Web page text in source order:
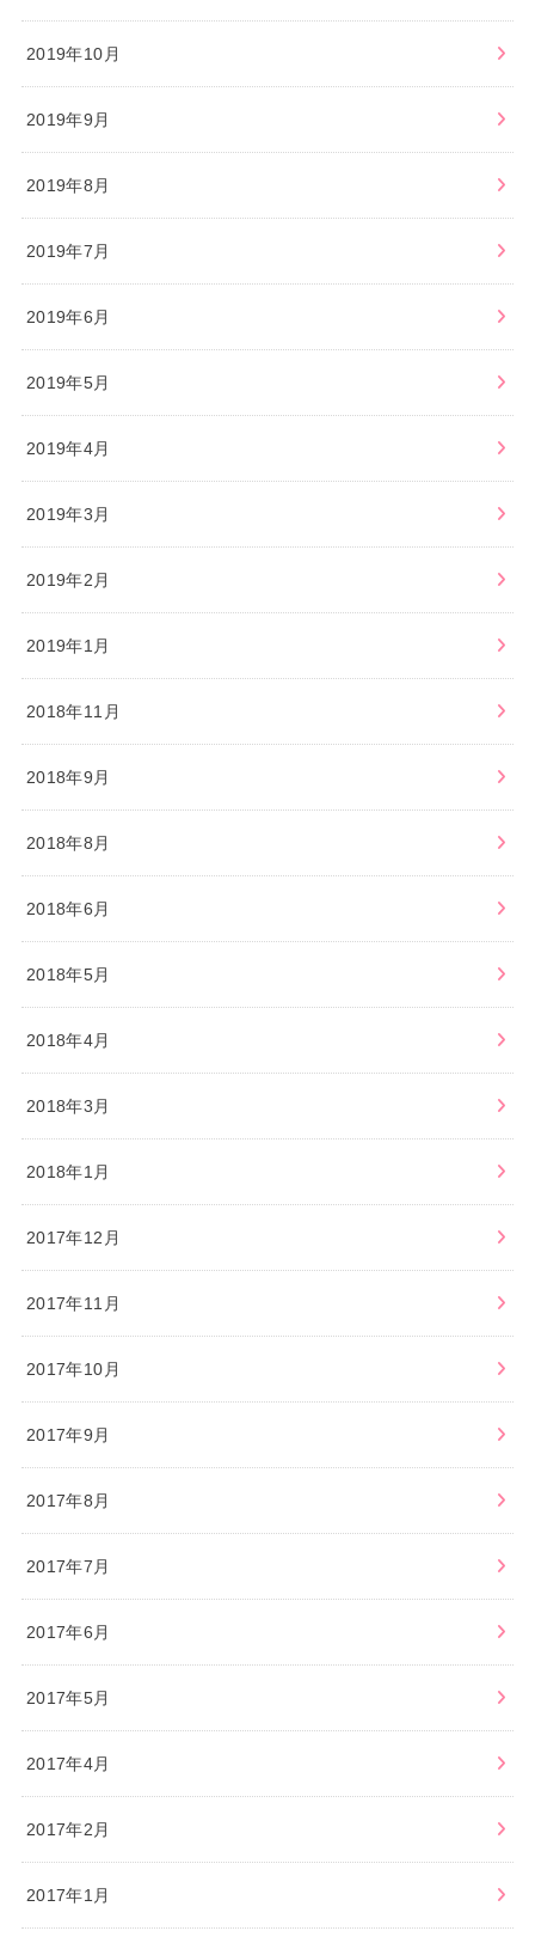
2019年10月
2019年9月
2019年8月
2019年7月
2019年6月
2019年5月
2019年4月
2019年3月
2019年2月
2019年1月
2018年11月
2018年9月
2018年8月
2018年6月
2018年5月
2018年4月
2018年3月
2018年1月
2017年12月
2017年11月
2017年10月
2017年9月
2017年8月
2017年7月
2017年6月
2017年5月
2017年4月
2017年2月
2017年1月